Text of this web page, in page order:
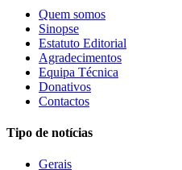
Quem somos
Sinopse
Estatuto Editorial
Agradecimentos
Equipa Técnica
Donativos
Contactos
Tipo de notícias
Gerais